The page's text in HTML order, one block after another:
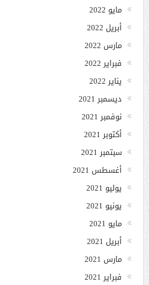
مايو 2022
أبريل 2022
مارس 2022
فبراير 2022
يناير 2022
ديسمبر 2021
نوفمبر 2021
أكتوبر 2021
سبتمبر 2021
أغسطس 2021
يوليو 2021
يونيو 2021
مايو 2021
أبريل 2021
مارس 2021
فبراير 2021